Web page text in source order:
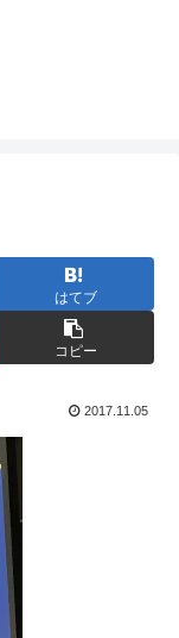
はてブ
コピー
2017.11.05